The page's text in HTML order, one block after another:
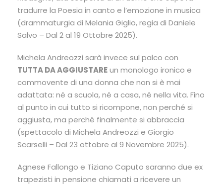
tradurre la Poesia in canto e l’emozione in musica
(drammaturgia di Melania Giglio, regia di Daniele
Salvo – Dal 2 al 19 Ottobre 2025).
Michela Andreozzi sarà invece sul palco con
TUTTA DA AGGIUSTAREun monologo ironico e
commovente di una donna che non si è mai
adattata: né a scuola, né a casa, né nella vita. Fino
al punto in cui tutto si ricompone, non perché si
aggiusta, ma perché finalmente si abbraccia
(spettacolo di Michela Andreozzi e Giorgio
Scarselli – Dal 23 ottobre al 9 Novembre 2025).
Agnese Fallongo e Tiziano Caputo saranno due ex
trapezisti in pensione chiamati a ricevere un